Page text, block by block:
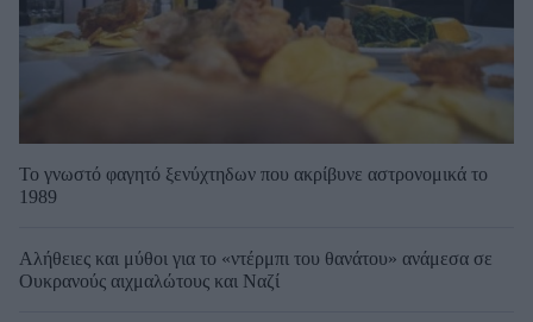
Το γνωστό φαγητό ξενύχτηδων που ακρίβυνε αστρονομικά το
1989
Αλήθειες και μύθοι για το «ντέρμπι του θανάτου» ανάμεσα σε
Ουκρανούς αιχμαλώτους και Ναζί